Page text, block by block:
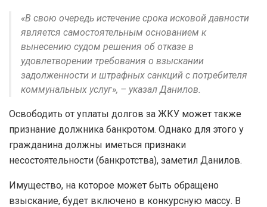
«В свою очередь истечение срока исковой давности
является самостоятельным основанием к
вынесению судом решения об отказе в
удовлетворении требования о взыскании
задолженности и штрафных санкций с потребителя
коммунальных услуг», – указал Данилов.
Освободить от уплаты долгов за ЖКУ может также
признание должника банкротом. Однако для этого у
гражданина должны иметься признаки
несостоятельности (банкротства), заметил Данилов.
Имущество, на которое может быть обращено
взыскание, будет включено в конкурсную массу. В